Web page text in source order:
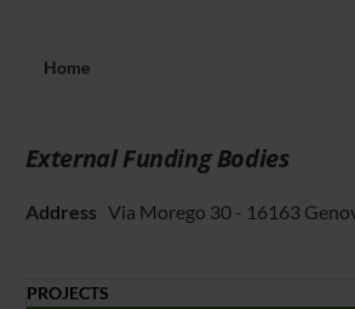
Home
External Funding Bodies
Address Via Morego 30 - 16163
PROJECTS